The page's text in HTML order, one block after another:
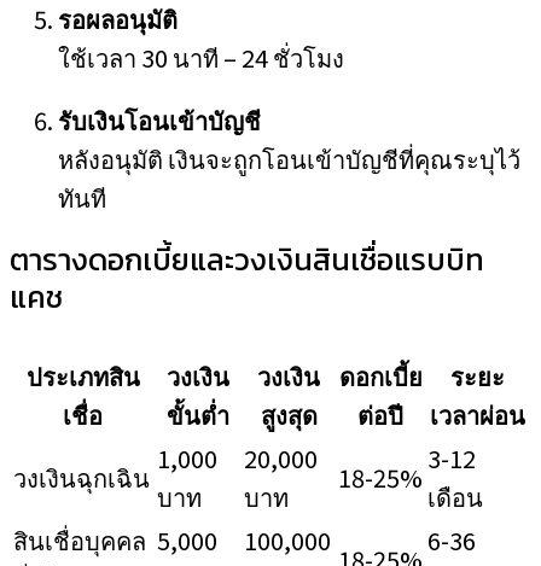
รอผลอนุมัติ
ใช้เวลา 30 นาที – 24 ชั่วโมง
รับเงินโอนเข้าบัญชี
หลังอนุมัติ เงินจะถูกโอนเข้าบัญชีที่คุณระบุไว้
ทันที
ตารางดอกเบี้ยและวงเงินสินเชื่อแรบบิท
แคช
ประเภทสิน
เชื่อ
วงเงิน
ขั้นต่ำ
วงเงิน
สูงสุด
ดอกเบี้ย
ต่อปี
ระยะ
เวลาผ่อน
วงเงินฉุกเฉิน
1,000
บาท
20,000
บาท
18-25%
3-12
เดือน
สินเชื่อบุคคล 5,000
100,000
6-36